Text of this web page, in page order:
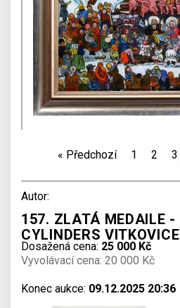
« Předchozí 1 2 3
Autor:
157. ZLATÁ MEDAILE -
CYLINDERS VITKOVICE
Dosažená cena: 25 000 Kč
Vyvolávací cena: 20 000 Kč
Konec aukce: 09.12.2025 20:36